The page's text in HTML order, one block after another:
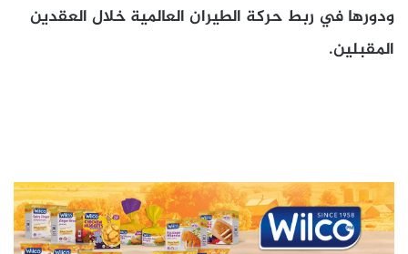
ودورها في ربط حركة الطيران العالمية خلال العقدين
المقبلين.